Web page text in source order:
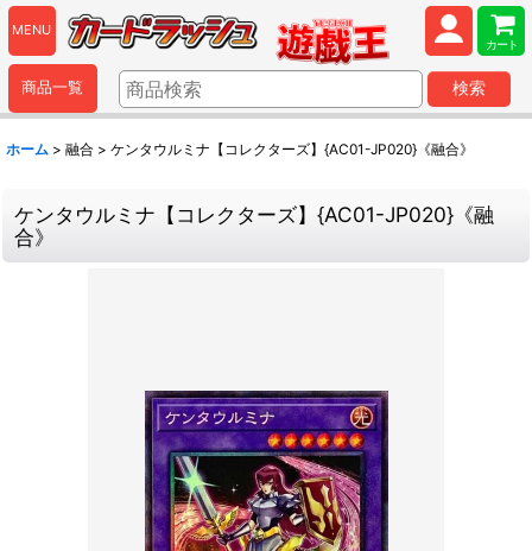
MENU
カート
商品一覧 検索
ホーム > 融合 > ケンタウルミナ【コレクターズ】{AC01-JP020}《融合》
ケンタウルミナ【コレクターズ】{AC01-JP020}《融
合》